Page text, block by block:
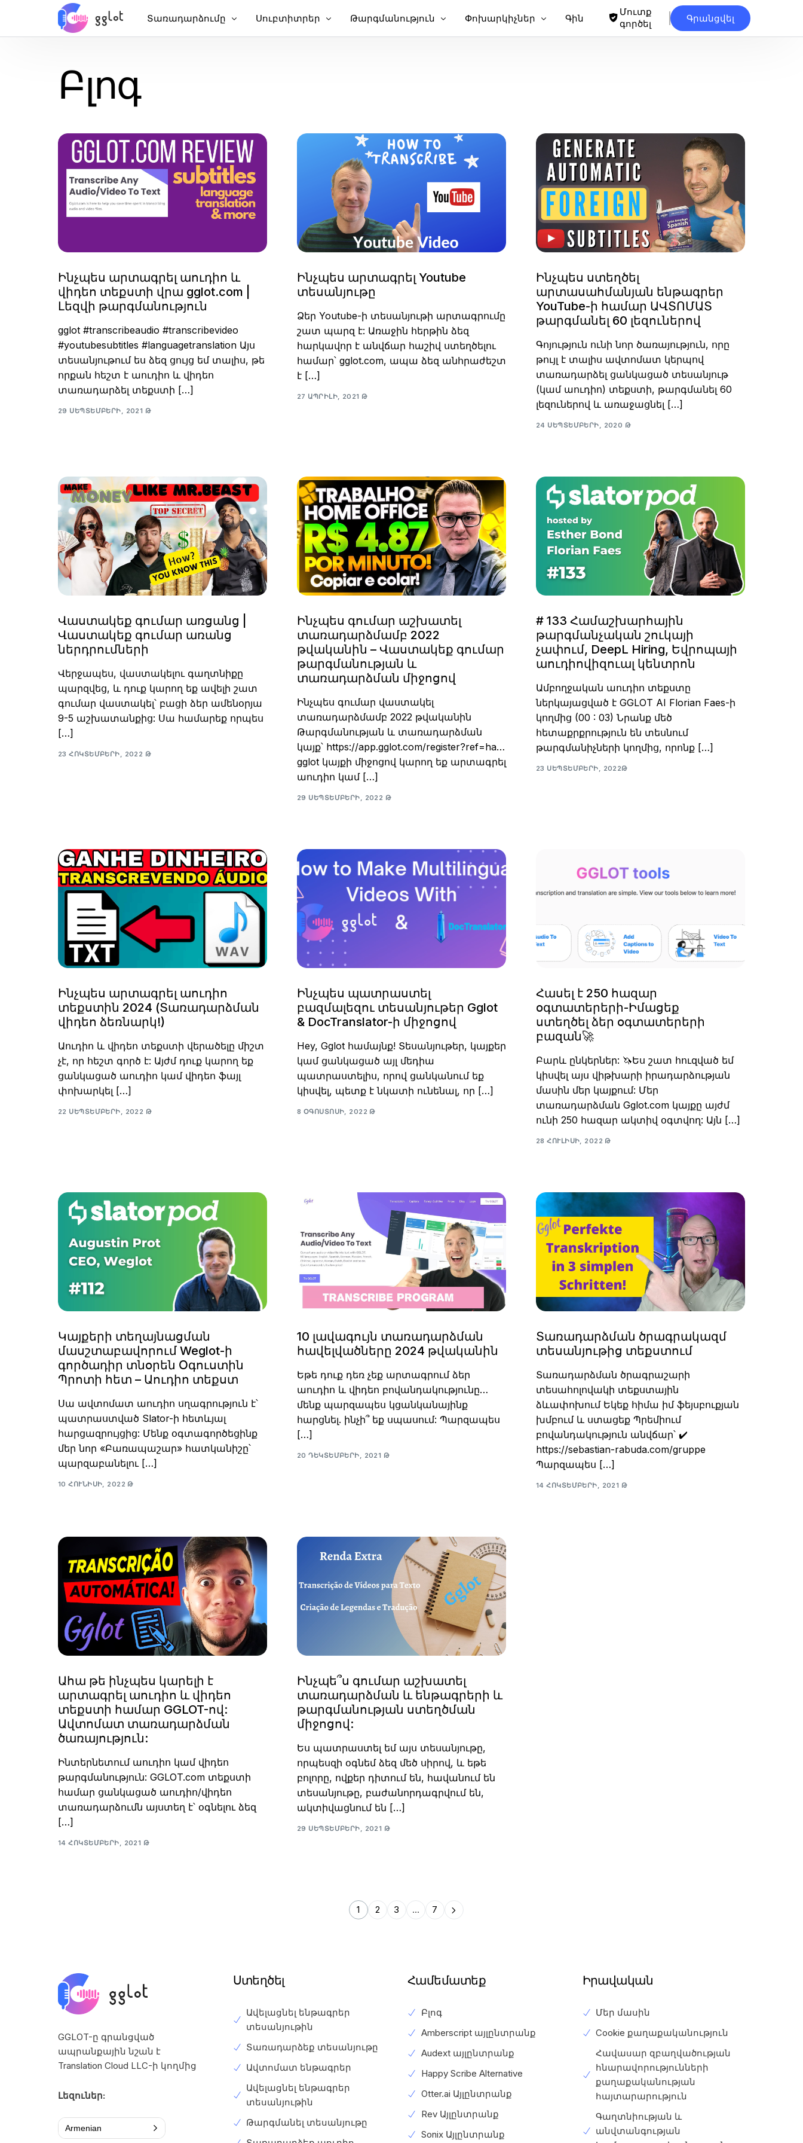
Տառադարձումը
Աուդիո տեքստից
Կորպորատիվ ձայնասկավառակ
Աուդիոգրքի ձայնային փոխանցում
Սուբտիտրեր
Ենթավերնագիր Թարգմանիչ
Թարգմանություն Փոխարկիչներ
VTT դեպի SRT
VTT դեպի տեքստ
Գին
Մուտք
գործել
Գրանցվել
Բլոգ
Ինչպես արտագրել աուդիո և
վիդեո տեքստի վրա gglot.com |
Լեզվի թարգմանություն
gglot #transcribeaudio #transcribevideo
#youtubesubtitles #languagetranslation Այս
տեսանյութում ես ձեզ ցույց եմ տալիս, թե
որքան հեշտ է աուդիո և վիդեո
տառադարձել տեքստի […]
29 ՍԵՊՏԵՄԲԵՐԻ, 2021 Թ
Ինչպես արտագրել Youtube
տեսանյութը
Ձեր Youtube-ի տեսանյութի արտագրումը
շատ պարզ է: Առաջին հերթին ձեզ
հարկավոր է անվճար հաշիվ ստեղծելու
համար՝ gglot.com, ապա ձեզ անհրաժեշտ
է […]
27 ԱՊՐԻԼԻ, 2021 Թ
Ինչպես ստեղծել
արտասահմանյան ենթագրեր
YouTube-ի համար ԱՎՏՈՄԱՏ
թարգմանել 60 լեզուներով
Գոյություն ունի նոր ծառայություն, որը
թույլ է տալիս ավտոմատ կերպով
տառադարձել ցանկացած տեսանյութ
(կամ աուդիո) տեքստի, թարգմանել 60
լեզուներով և առաջացնել […]
24 ՍԵՊՏԵՄԲԵՐԻ, 2020 Թ
Վաստակեք գումար առցանց |
Վաստակեք գումար առանց
ներդրումների
Վերջապես, վաստակելու գաղտնիքը
պարզվեց, և դուք կարող եք ավելի շատ
գումար վաստակել՝ բացի ձեր ամենօրյա
9-5 աշխատանքից: Սա համարեք որպես
[…]
23 ՀՈԿՏԵՄԲԵՐԻ, 2022 Թ
Ինչպես գումար աշխատել
տառադարձմամբ 2022
թվականին – Վաստակեք գումար
թարգմանության և
տառադարձման միջոցով
Ինչպես գումար վաստակել
տառադարձմամբ 2022 թվականին
Թարգմանության և տառադարձման
կայք՝ https://app.gglot.com/register?ref=ha…
gglot կայքի միջոցով կարող եք արտագրել
աուդիո կամ […]
29 ՍԵՊՏԵՄԲԵՐԻ, 2022 Թ
# 133 Համաշխարհային
թարգմանչական շուկայի
չափում, DeepL Hiring, Եվրոպայի
աուդիովիզուալ կենտրոն
Ամբողջական աուդիո տեքստը
ներկայացված է GGLOT AI Florian Faes-ի
կողմից (00 : 03) Նրանք մեծ
հետաքրքրություն են տեսնում
թարգմանիչների կողմից, որոնք […]
23 ՍԵՊՏԵՄԲԵՐԻ, 2022Թ
Ինչպես արտագրել աուդիո
տեքստին 2024 (Տառադարձման
վիդեո ձեռնարկ!)
Աուդիո և վիդեո տեքստի վերածելը միշտ
չէ, որ հեշտ գործ է: Այժմ դուք կարող եք
ցանկացած աուդիո կամ վիդեո ֆայլ
փոխարկել […]
22 ՍԵՊՏԵՄԲԵՐԻ, 2022 Թ
Ինչպես պատրաստել
բազմալեզու տեսանյութեր Gglot
& DocTranslator-ի միջոցով
Hey, Gglot համայնք! Տեսանյութեր, կայքեր
կամ ցանկացած այլ մեդիա
պատրաստելիս, որով ցանկանում եք
կիսվել, պետք է նկատի ունենալ, որ […]
8 ՕԳՈՍՏՈՍԻ, 2022 Թ
Հասել է 250 հազար
օգտատերերի-Իմացեք
ստեղծել ձեր օգտատերերի
բազան🚀
Բարև ընկերներ: 🦄Ես շատ հուզված եմ
կիսվել այս վիթխարի իրադարձության
մասին մեր կայքում: Մեր
տառադարձման Gglot.com կայքը այժմ
ունի 250 հազար ակտիվ օգտվող: Այն […]
28 ՀՈՒԼԻՍԻ, 2022 Թ
Կայքերի տեղայնացման
մասշտաբավորում Weglot-ի
գործադիր տնօրեն Օգուստին
Պրոտի հետ – Աուդիո տեքստ
Սա ավտոմատ աուդիո սղագրություն է՝
պատրաստված Slator-ի հետևյալ
հարցազրույցից: Մենք օգտագործեցինք
մեր նոր «Բառապաշար» հատկանիշը՝
պարզաբանելու […]
10 ՀՈՒՆԻՍԻ, 2022 Թ
10 լավագույն տառադարձման
հավելվածները 2024 թվականին
Եթե դուք դեռ չեք արտագրում ձեր
աուդիո և վիդեո բովանդակությունը…
մենք պարզապես կցանկանայինք
հարցնել. ինչի՞ եք սպասում: Պարզապես
[…]
20 ԴԵԿՏԵՄԲԵՐԻ, 2021 Թ
Տառադարձման ծրագրակազմ
տեսանյութից տեքստում
Տառադարձման ծրագրաշարի
տեսահոլովակի տեքստային
ձևափոխում Եկեք հիմա իմ ֆեյսբուքյան
խմբում և ստացեք Պրեմիում
բովանդակություն անվճար՝ ✔️
https://sebastian-rabuda.com/gruppe
Պարզապես […]
14 ՀՈԿՏԵՄԲԵՐԻ, 2021 Թ
Ահա թե ինչպես կարելի է
արտագրել աուդիո և վիդեո
տեքստի համար GGLOT-ով:
Ավտոմատ տառադարձման
ծառայություն:
Ինտերնետում աուդիո կամ վիդեո
թարգմանություն: GGLOT.com տեքստի
համար ցանկացած աուդիո/վիդեո
տառադարձումն այստեղ է՝ օգնելու ձեզ
[…]
14 ՀՈԿՏԵՄԲԵՐԻ, 2021 Թ
Ինչպե՞ս գումար աշխատել
տառադարձման և ենթագրերի և
թարգմանության ստեղծման
միջոցով:
Ես պատրաստել եմ այս տեսանյութը,
որպեսզի օգնեմ ձեզ մեծ սիրով, և եթե
բոլորը, ովքեր դիտում են, հավանում են
տեսանյութը, բաժանորդագրվում են,
ակտիվացնում են […]
29 ՍԵՊՏԵՄԲԵՐԻ, 2021 Թ
1 2 3 … 7
GGLOT-ը գրանցված
ապրանքային նշան է
Translation Cloud LLC-ի կողմից
Լեզուներ:
Armenian
Ստեղծել
Ավելացնել ենթագրեր
տեսանյութին
Տառադարձեք տեսանյութը
Ավտոմատ ենթագրեր
Ավելացնել ենթագրեր
տեսանյութին
Թարգմանել տեսանյութը
Համեմատեք
Բլոգ
Amberscript այլընտրանք
Audext այլընտրանք
Happy Scribe Alternative
Otter.ai Այլընտրանք
Rev Այլընտրանք
Sonix Այլընտրանք
Իրավական
Մեր մասին
Cookie քաղաքականություն
Հավասար զբաղվածության
հնարավորությունների
քաղաքականության
հայտարարություն
Գաղտնիության և
անվտանգության